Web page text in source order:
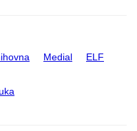
Medial ELF